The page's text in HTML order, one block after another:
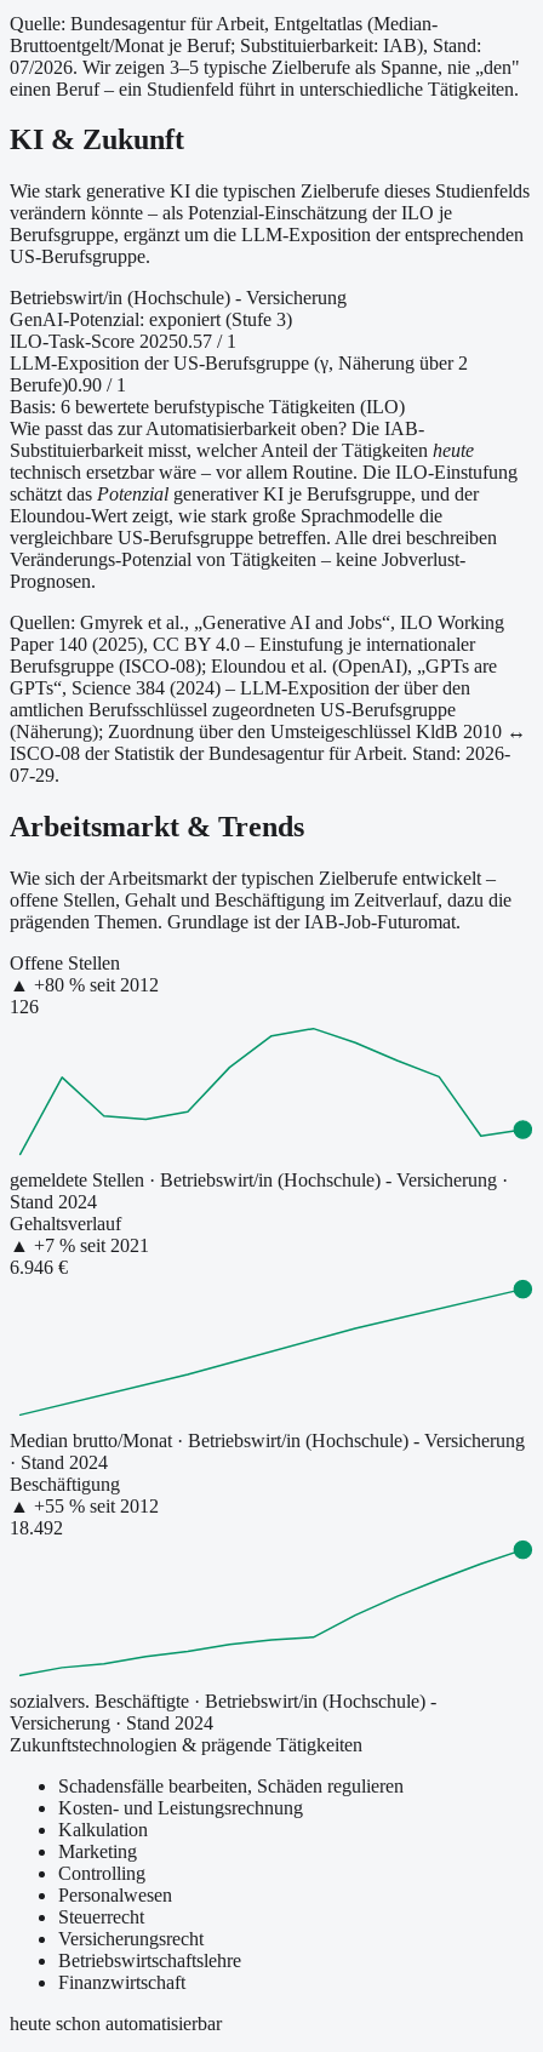
Quelle: Bundesagentur für Arbeit, Entgeltatlas (Median-
Bruttoentgelt/Monat je Beruf; Substituierbarkeit: IAB), Stand:
07/2026. Wir zeigen 3–5 typische Zielberufe als Spanne, nie „den"
einen Beruf – ein Studienfeld führt in unterschiedliche Tätigkeiten.
KI & Zukunft
Wie stark generative KI die typischen Zielberufe dieses Studienfelds
verändern könnte – als Potenzial-Einschätzung der ILO je
Berufsgruppe, ergänzt um die LLM-Exposition der entsprechenden
US-Berufsgruppe.
Betriebswirt/in (Hochschule) - Versicherung
GenAI-Potenzial: exponiert (Stufe 3)
ILO-Task-Score 20250.57 / 1
LLM-Exposition der US-Berufsgruppe (γ, Näherung über 2
Berufe)0.90 / 1
Basis: 6 bewertete berufstypische Tätigkeiten (ILO)
Wie passt das zur Automatisierbarkeit oben? Die IAB-
Substituierbarkeit misst, welcher Anteil der Tätigkeiten heute
technisch ersetzbar wäre – vor allem Routine. Die ILO-Einstufung
schätzt das Potenzial generativer KI je Berufsgruppe, und der
Eloundou-Wert zeigt, wie stark große Sprachmodelle die
vergleichbare US-Berufsgruppe betreffen. Alle drei beschreiben
Veränderungs-Potenzial von Tätigkeiten – keine Jobverlust-
Prognosen.
Quellen: Gmyrek et al., „Generative AI and Jobs“, ILO Working
Paper 140 (2025), CC BY 4.0 – Einstufung je internationaler
Berufsgruppe (ISCO-08); Eloundou et al. (OpenAI), „GPTs are
GPTs“, Science 384 (2024) – LLM-Exposition der über den
amtlichen Berufsschlüssel zugeordneten US-Berufsgruppe
(Näherung); Zuordnung über den Umsteigeschlüssel KldB 2010 ↔
ISCO-08 der Statistik der Bundesagentur für Arbeit. Stand: 2026-
07-29.
Arbeitsmarkt & Trends
Wie sich der Arbeitsmarkt der typischen Zielberufe entwickelt –
offene Stellen, Gehalt und Beschäftigung im Zeitverlauf, dazu die
prägenden Themen. Grundlage ist der IAB-Job-Futuromat.
Offene Stellen
▲ +80 % seit 2012
126
gemeldete Stellen · Betriebswirt/in (Hochschule) - Versicherung ·
Stand 2024
Gehaltsverlauf
▲ +7 % seit 2021
6.946 €
Median brutto/Monat · Betriebswirt/in (Hochschule) - Versicherung
· Stand 2024
Beschäftigung
▲ +55 % seit 2012
18.492
sozialvers. Beschäftigte · Betriebswirt/in (Hochschule) -
Versicherung · Stand 2024
Zukunftstechnologien & prägende Tätigkeiten
Schadensfälle bearbeiten, Schäden regulieren
Kosten- und Leistungsrechnung
Kalkulation
Marketing
Controlling
Personalwesen
Steuerrecht
Versicherungsrecht
Betriebswirtschaftslehre
Finanzwirtschaft
heute schon automatisierbar